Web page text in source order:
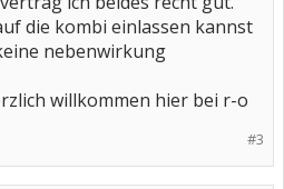
die kombi einlassen kannst
nebenwirkung
willkommen hier bei r-o
#3